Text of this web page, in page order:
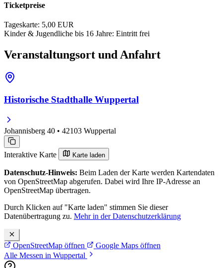
Ticketpreise
Tageskarte: 5,00 EUR
Kinder & Jugendliche bis 16 Jahre: Eintritt frei
Veranstaltungsort und Anfahrt
Historische Stadthalle Wuppertal
Johannisberg 40 • 42103 Wuppertal
Interaktive Karte Karte laden
Datenschutz-Hinweis: Beim Laden der Karte werden Kartendaten
von OpenStreetMap abgerufen. Dabei wird Ihre IP-Adresse an
OpenStreetMap übertragen.
Durch Klicken auf "Karte laden" stimmen Sie dieser
Datenübertragung zu. Mehr in der Datenschutzerklärung
OpenStreetMap öffnen
Google Maps öffnen
Alle Messen in Wuppertal